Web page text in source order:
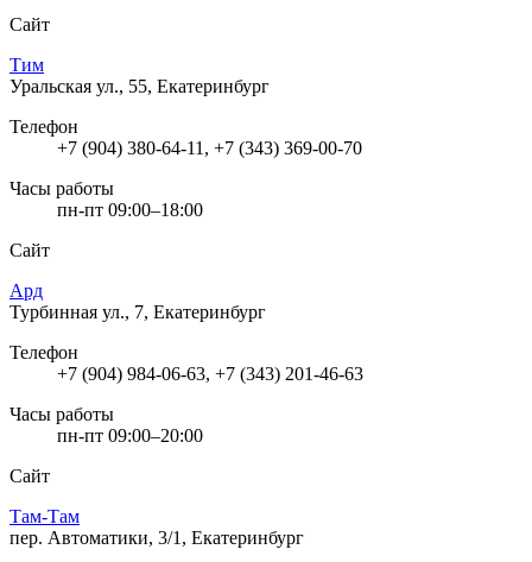
Сайт
Тим
Уральская ул., 55, Екатеринбург
Телефон
+7 (904) 380-64-11, +7 (343) 369-00-70
Часы работы
пн-пт 09:00–18:00
Сайт
Ард
Турбинная ул., 7, Екатеринбург
Телефон
+7 (904) 984-06-63, +7 (343) 201-46-63
Часы работы
пн-пт 09:00–20:00
Сайт
Там-Там
пер. Автоматики, 3/1, Екатеринбург